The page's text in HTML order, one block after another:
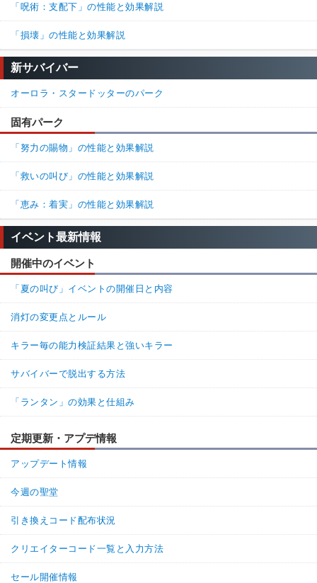
「呪術：支配下」の性能と効果解説
「損壊」の性能と効果解説
新サバイバー
オーロラ・スタードッターのパーク
固有パーク
「努力の賜物」の性能と効果解説
「救いの叫び」の性能と効果解説
「恵み：着実」の性能と効果解説
イベント最新情報
開催中のイベント
「夏の叫び」イベントの開催日と内容
消灯の変更点とルール
キラー毎の能力検証結果と強いキラー
サバイバーで脱出する方法
「ランタン」の効果と仕組み
定期更新・アプデ情報
アップデート情報
今週の聖堂
引き換えコード配布状況
クリエイターコード一覧と入力方法
セール開催情報